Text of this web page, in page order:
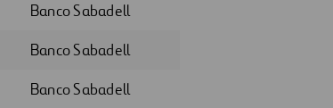
Banco Sabadell
Banco Sabadell
Banco Sabadell